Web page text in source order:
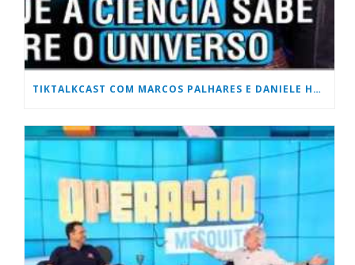
TIKTALKCAST COM MARCOS PALHARES E DANIELE HONORATO